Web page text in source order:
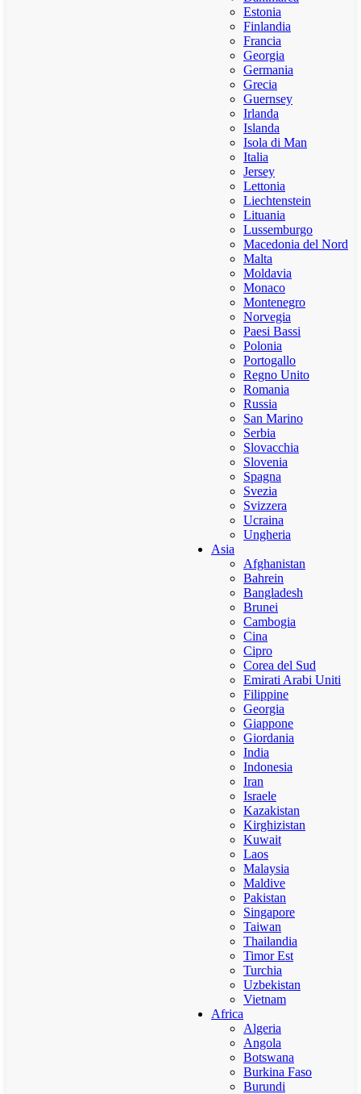
Estonia
Finlandia
Francia
Georgia
Germania
Grecia
Guernsey
Irlanda
Islanda
Isola di Man
Italia
Jersey
Lettonia
Liechtenstein
Lituania
Lussemburgo
Macedonia del Nord
Malta
Moldavia
Monaco
Montenegro
Norvegia
Paesi Bassi
Polonia
Portogallo
Regno Unito
Romania
Russia
San Marino
Serbia
Slovacchia
Slovenia
Spagna
Svezia
Svizzera
Ucraina
Ungheria
Asia
Afghanistan
Bahrein
Bangladesh
Brunei
Cambogia
Cina
Cipro
Corea del Sud
Emirati Arabi Uniti
Filippine
Georgia
Giappone
Giordania
India
Indonesia
Iran
Israele
Kazakistan
Kirghizistan
Kuwait
Laos
Malaysia
Maldive
Pakistan
Singapore
Taiwan
Thailandia
Timor Est
Turchia
Uzbekistan
Vietnam
Africa
Algeria
Angola
Botswana
Burkina Faso
Burundi